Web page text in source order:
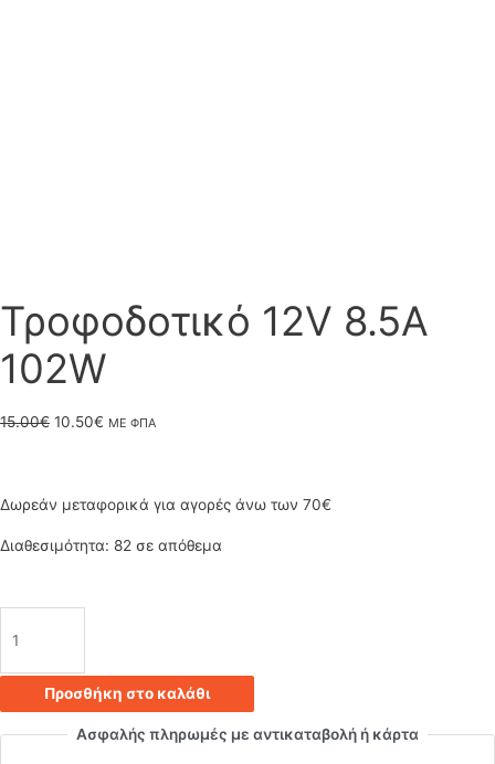
Τροφοδοτικό 12V 8.5A
102W
15.00€ Original
was:
15.00€.
10.50€ Η
τιμή
είναι:
ΜΕ ΦΠΑ
Δωρεάν μεταφορικά για αγορές άνω των 70€
Διαθεσιμότητα: 82 σε απόθεμα
8.5A
Προσθήκη στο καλάθι
Ασφαλής πληρωμές με αντικαταβολή ή κάρτα